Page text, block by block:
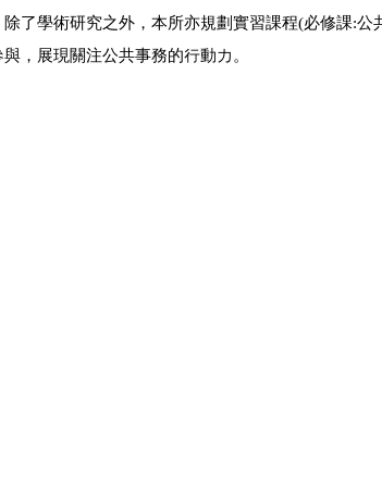
了學術研究之外，本所亦規劃實習課程(必修課:公
，展現關注公共事務的行動力。